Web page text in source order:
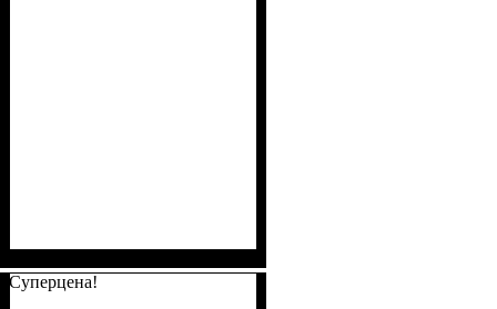
Суперцена!